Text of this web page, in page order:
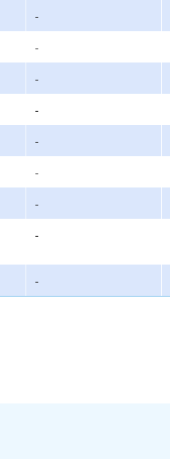
-
-
-
-
-
-
-
-
-